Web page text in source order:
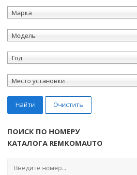
Марка
Модель
Год
Место установки
Найти Очистить
ПОИСК ПО НОМЕРУ
КАТАЛОГА REMKOMAUTO